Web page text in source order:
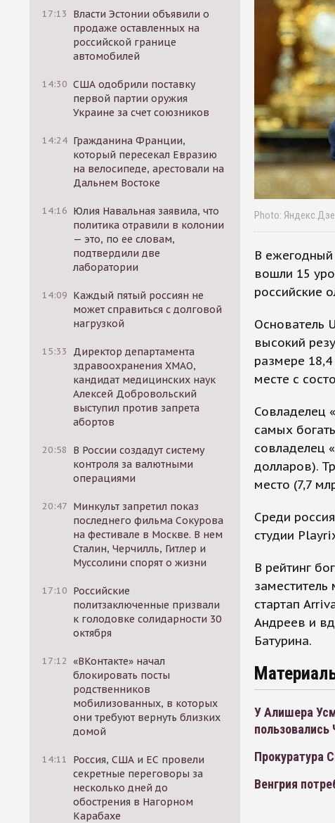
17:13
Власти Эстонии объявили о
продаже оставленных на
российской границе
автомобилей
14:30 США одобрили поставку
первой партии оружия
Украине за счет союзников
14:24 Гражданина Франции,
который пересекал Евразию
на велосипеде, арестовали на
Дальнем Востоке
14:16 Юлия Навальная заявила, что
политика отравили в колонии
— это, по ее словам,
подтвердили две
лаборатории
14:09 Каждый пятый россиян не
может справиться с долговой
нагрузкой
15:33
Директор департамента
здравоохранения ХМАО,
кандидат медицинских наук
Алексей Добровольский
выступил против запрета
абортов
20:58
В России создадут систему
контроля за валютными
операциями
20:47 Минкульт запретил показ
последнего фильма Сокурова
на фестивале в Москве. В нем
Сталин, Черчилль, Гитлер и
Муссолини спорят о жизни
17:10 Российские
политзаключенные призвали
к голодовке солидарности 30
октября
17:12 «ВКонтакте» начал
блокировать посты
родственников
мобилизованных, в которых
они требуют вернуть близких
домой
14:11
Россия, США и ЕС провели
секретные переговоры за
несколько дней до
обострения в Нагорном
Карабахе
Photo:
В ежегодный
вошли 15
российские
Основатель
высокий
размере
месте с
Совладелец
самых
совладелец
долларов).
место (7,7
Среди
студии
В рейтинг
стартап
Андреев и
Батурина.
У Алишера
Прокуратура
Венгрия